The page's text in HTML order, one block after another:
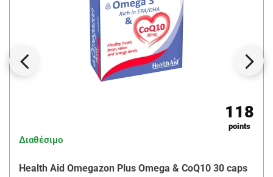
118
points
Διαθέσιμο
Health Aid Omegazon Plus Omega & CoQ10 30 caps